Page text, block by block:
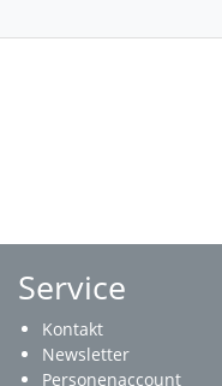
Service
Kontakt
Newsletter
Personenaccount